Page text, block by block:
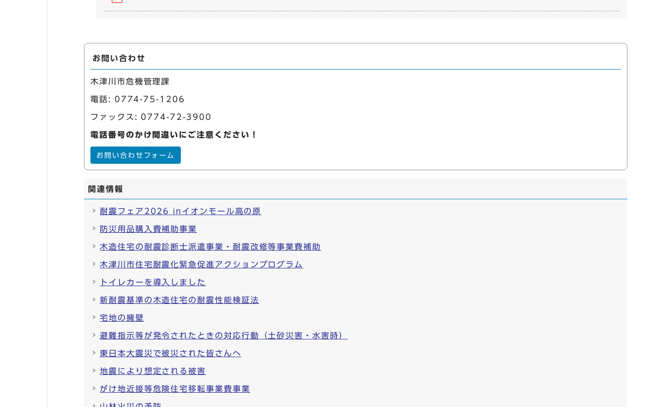
お問い合わせ
木津川市危機管理課
電話: 0774-75-1206
ファックス: 0774-72-3900
電話番号のかけ間違いにご注意ください！
お問い合わせフォーム
関連情報
耐震フェア2026 inイオンモール高の原
防災用品購入費補助事業
木造住宅の耐震診断士派遣事業・耐震改修等事業費補助
木津川市住宅耐震化緊急促進アクションプログラム
トイレカーを導入しました
新耐震基準の木造住宅の耐震性能検証法
宅地の擁壁
避難指示等が発令されたときの対応行動（土砂災害・水害時）
東日本大震災で被災された皆さんへ
地震により想定される被害
がけ地近接等危険住宅移転事業費事業